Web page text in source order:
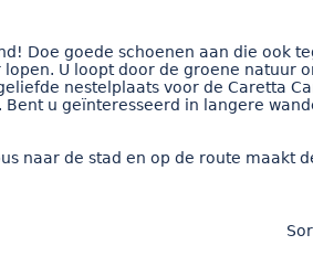
Doe goede schoenen aan die ook
U loopt door de groene natuur
nestelplaats voor de Caretta
u geïnteresseerd in langere
naar de stad en op de route maakt